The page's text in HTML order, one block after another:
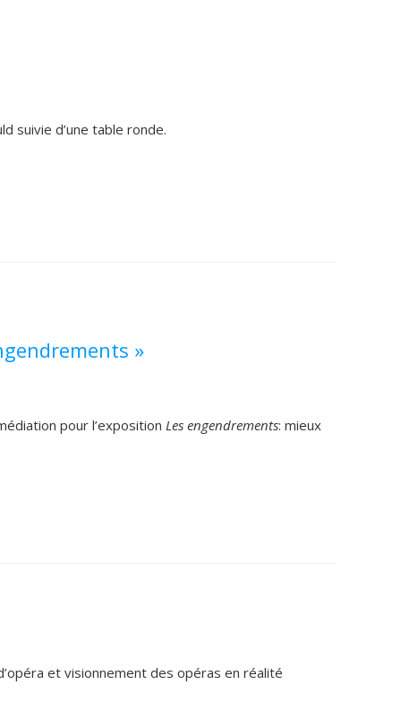
suivie d’une table ronde.
»
pour l’exposition Les engendrements: mieux
et visionnement des opéras en réalité